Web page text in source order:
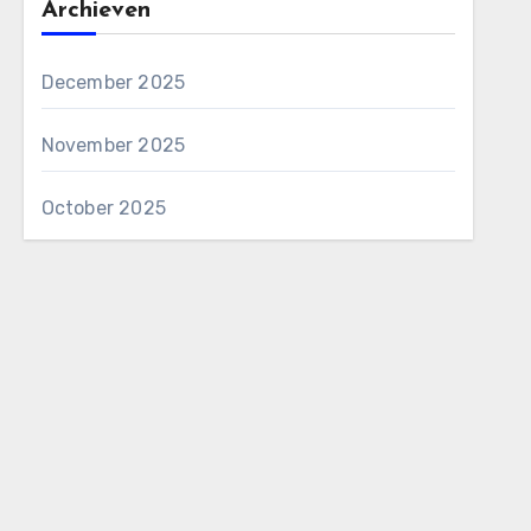
Archieven
December 2025
November 2025
October 2025